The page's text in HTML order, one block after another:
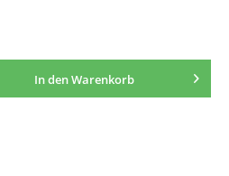
In denWarenkorb